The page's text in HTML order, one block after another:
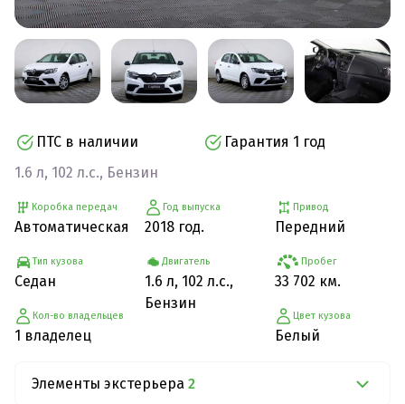
ПТС в наличии
Гарантия 1 год
1.6 л, 102 л.с., Бензин
Коробка передач
Автоматическая
Тип кузова
Седан
Кол-во владельцев
1 владелец
Год выпуска
2018 год.
Двигатель
1.6 л, 102 л.с.,
Бензин
Привод
Передний
Пробег
33 702 км.
Цвет кузова
Белый
Элементы экстерьера 2